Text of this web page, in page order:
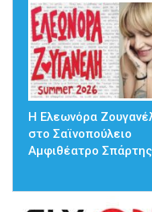
Η Ελεωνόρα
στο Σαϊνοπούλειο
Αμφιθέατρο Σπάρτης